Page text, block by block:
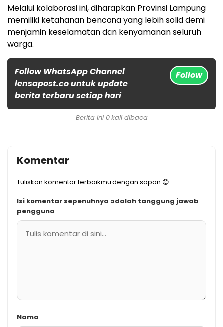
Melalui kolaborasi ini, diharapkan Provinsi Lampung
memiliki ketahanan bencana yang lebih solid demi
menjamin keselamatan dan kenyamanan seluruh
warga.
Follow WhatsApp Channel
lensapost.co untuk update
berita terbaru setiap hari
Follow
Berita ini 0 kali dibaca
Komentar
Tuliskan komentar terbaikmu dengan sopan 😊
Isi komentar sepenuhnya adalah tanggung jawab
pengguna
Nama